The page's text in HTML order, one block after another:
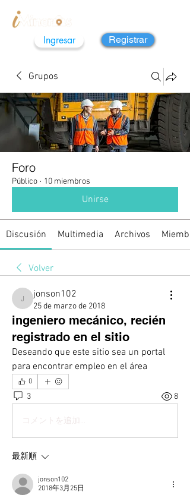
Ingresar Registrar
Grupos
Foro
Público · 10 miembros
Unirse
Discusión Multimedia Archivos
Volver
jonson102
jonson102
25 de marzo de 2018
ingeniero mecánico, recién
registrado en el sitio
Deseando que este sitio sea un portal
para encontrar empleo en el área
0
3 8
コメントを追加…
最新順
jonson102
2018年3月25日